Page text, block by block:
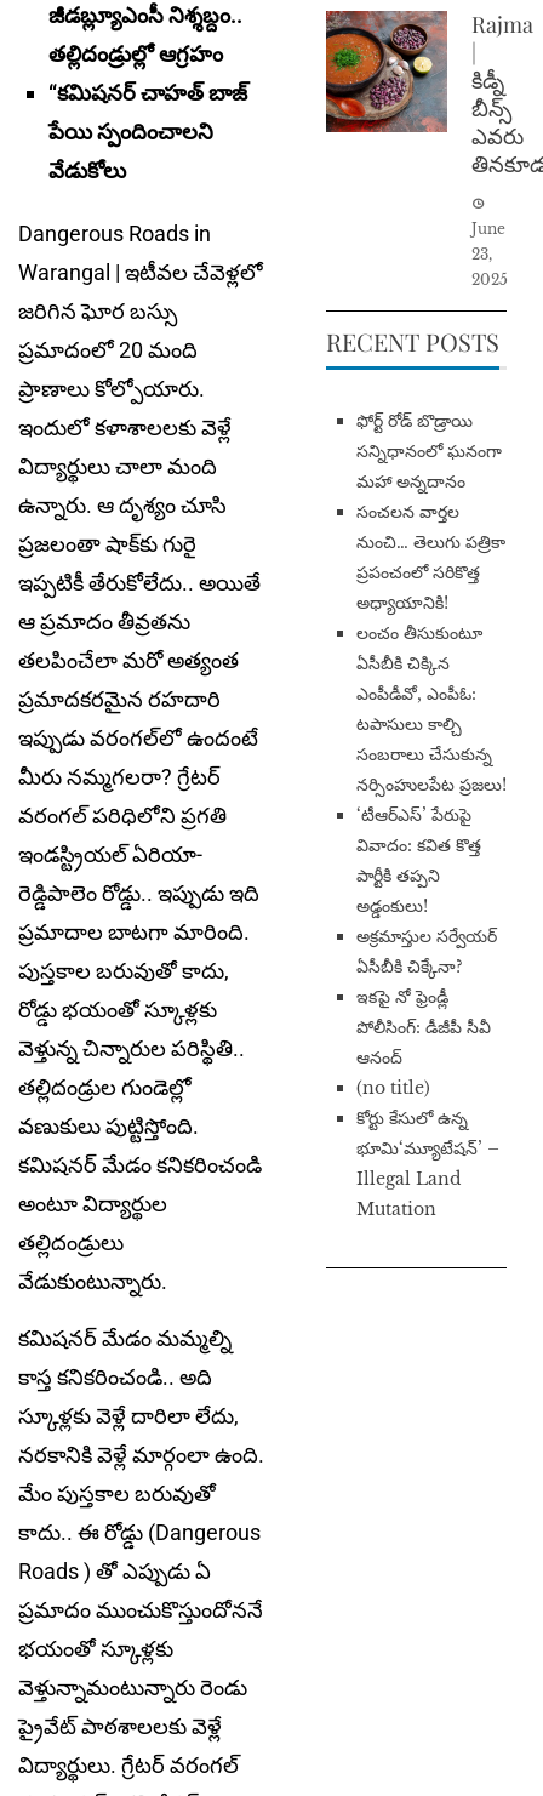
జీడ‌బ్ల్యూఎంసీ నిశ్శబ్దం..
తల్లిదండ్రుల్లో ఆగ్రహం
“కమిషనర్‌ చాహత్‌ బాజ్‌
పేయి స్పందించాల‌ని
వేడుకోలు
Dangerous Roads in
Warangal | ఇటీవల చేవెళ్లలో
జరిగిన ఘోర బస్సు
ప్రమాదంలో 20 మంది
ప్రాణాలు కోల్పోయారు.
ఇందులో క‌ళాశాల‌ల‌కు వెళ్లే
విద్యార్థులు చాలా మంది
ఉన్నారు. ఆ దృశ్యం చూసి
ప్రజలంతా షాక్‌కు గురై
ఇప్ప‌టికీ తేరుకోలేదు.. అయితే
ఆ ప్రమాదం తీవ్ర‌త‌ను
తలపించేలా మరో అత్యంత
ప్రమాద‌క‌ర‌మైన ర‌హ‌దారి
ఇప్పుడు వరంగల్‌లో ఉందంటే
మీరు నమ్మగలరా? గ్రేటర్‌
వరంగల్‌ పరిధిలోని ప్ర‌గ‌తి
ఇండస్ట్రియ‌ల్ ఏరియా-
రెడ్డిపాలెం రోడ్డు.. ఇప్పుడు ఇది
ప్రమాదాల బాటగా మారింది.
పుస్తకాల బరువుతో కాదు,
రోడ్డు భయంతో స్కూళ్లకు
వెళ్తున్న చిన్నారుల పరిస్థితి..
తల్లిదండ్రుల గుండెల్లో
వణుకులు పుట్టిస్తోంది.
కమిషనర్‌ మేడం కనికరించండి
అంటూ విద్యార్థుల
తల్లిదండ్రులు
వేడుకుంటున్నారు.
కమిషనర్ మేడం మ‌మ్మ‌ల్ని
కాస్త‌ కనికరించండి.. అది
స్కూళ్లకు వెళ్లే దారిలా లేదు,
నరకానికి వెళ్లే మార్గంలా ఉంది.
మేం పుస్తకాల బరువుతో
కాదు.. ఈ రోడ్డు (Dangerous
Roads ) తో ఎప్పుడు ఏ
ప్ర‌మాదం ముంచుకొస్తుందోన‌నే
భయంతో స్కూళ్లకు
వెళ్తున్నామంటున్నారు రెండు
ప్రైవేట్ పాఠశాలలకు వెళ్లే
విద్యార్థులు. గ్రేటర్ వరంగల్
Rajma
|
కిడ్నీ
బీన్స్
ఎవరు
June
23,
2025
RECENT POSTS
​ఫోర్ట్ రోడ్ బొడ్రాయి
సన్నిధానంలో ఘనంగా
మహా అన్నదానం
సంచలన వార్తల
నుంచి… తెలుగు పత్రికా
ప్రపంచంలో సరికొత్త
అధ్యాయానికి!
​లంచం తీసుకుంటూ
ఏసీబీకి చిక్కిన
ఎంపీడీవో, ఎంపీఓ:
టపాసులు కాల్చి
సంబరాలు చేసుకున్న
నర్సింహులపేట ప్రజలు!
‘టీఆర్ఎస్’ పేరుపై
వివాదం: కవిత కొత్త
పార్టీకి తప్పని
అడ్డంకులు!
అక్రమాస్తుల సర్వేయర్
ఏసీబీకి చిక్కేనా?
ఇకపై నో ఫ్రెండ్లీ
పోలీసింగ్: డీజీపీ సీవీ
ఆనంద్
(no title)
​కోర్టు కేసులో ఉన్న
భూమి‘మ్యూటేషన్’ –
Illegal Land
Mutation